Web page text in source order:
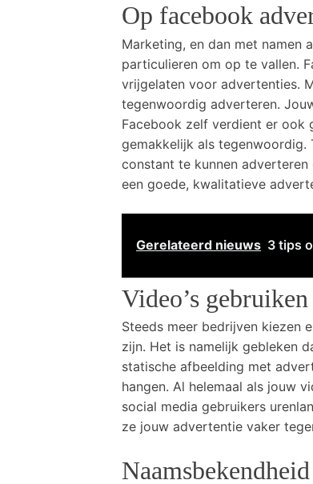
Op facebook
Marketing, en dan met namen
particulieren om op te vallen.
vrijgelaten voor advertenties.
tegenwoordig adverteren.
Facebook zelf verdient er ook
gemakkelijk als tegenwoordig.
constant te kunnen
een goede, kwalitatieve
Gerelateerd nieuws 3 tips
Video’s
Steeds meer bedrijven kiezen
zijn. Het is namelijk gebleken
statische afbeelding met
hangen. Al helemaal als jouw
social media gebruikers
ze jouw advertentie vaker